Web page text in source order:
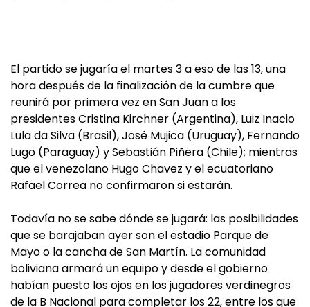
El partido se jugaría el martes 3 a eso de las 13, una
hora después de la finalización de la cumbre que
reunirá por primera vez en San Juan a los
presidentes Cristina Kirchner (Argentina), Luiz Inacio
Lula da Silva (Brasil), José Mujica (Uruguay), Fernando
Lugo (Paraguay) y Sebastián Piñera (Chile); mientras
que el venezolano Hugo Chavez y el ecuatoriano
Rafael Correa no confirmaron si estarán.
Todavía no se sabe dónde se jugará: las posibilidades
que se barajaban ayer son el estadio Parque de
Mayo o la cancha de San Martín. La comunidad
boliviana armará un equipo y desde el gobierno
habían puesto los ojos en los jugadores verdinegros
de la B Nacional para completar los 22, entre los que